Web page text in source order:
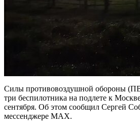
Силы противовоздушной обороны
три беспилотника на подлете к
сентября. Об этом сообщил Сергей
мессенджере MAX.